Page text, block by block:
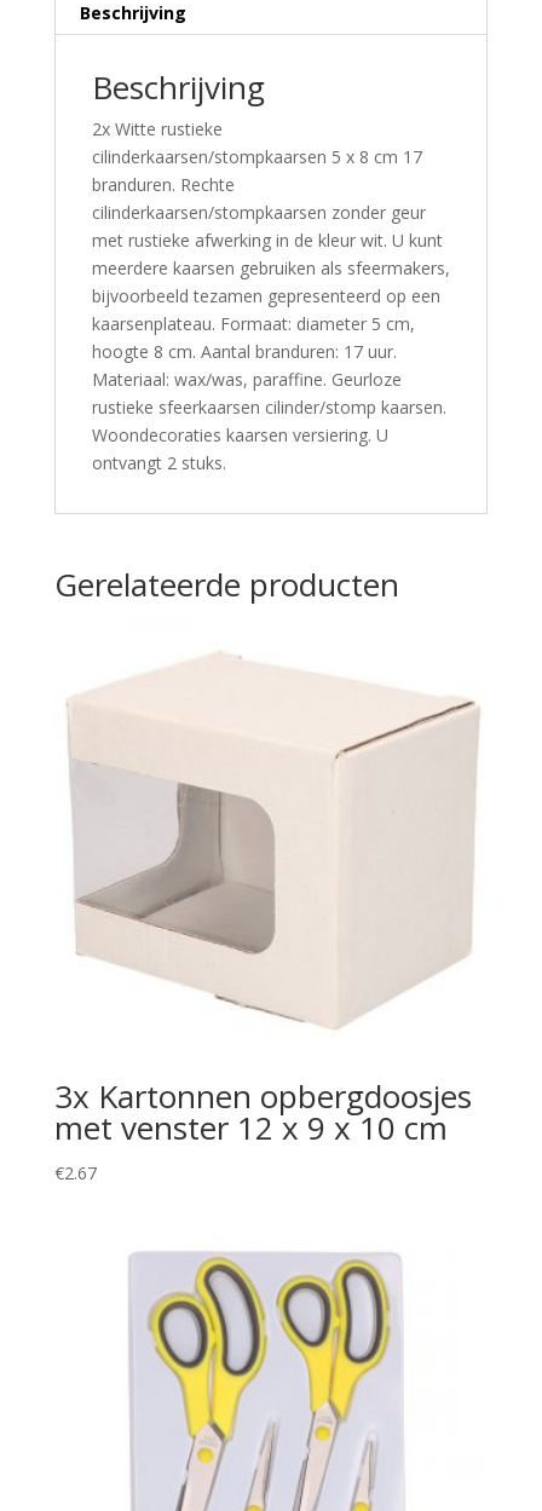
Beschrijving
Beschrijving
2x Witte rustieke
cilinderkaarsen/stompkaarsen 5 x 8 cm 17
branduren. Rechte
cilinderkaarsen/stompkaarsen zonder geur
met rustieke afwerking in de kleur wit. U kunt
meerdere kaarsen gebruiken als sfeermakers,
bijvoorbeeld tezamen gepresenteerd op een
kaarsenplateau. Formaat: diameter 5 cm,
hoogte 8 cm. Aantal branduren: 17 uur.
Materiaal: wax/was, paraffine. Geurloze
rustieke sfeerkaarsen cilinder/stomp kaarsen.
Woondecoraties kaarsen versiering. U
ontvangt 2 stuks.
Gerelateerde producten
3x Kartonnen opbergdoosjes
met venster 12 x 9 x 10 cm
€2.67